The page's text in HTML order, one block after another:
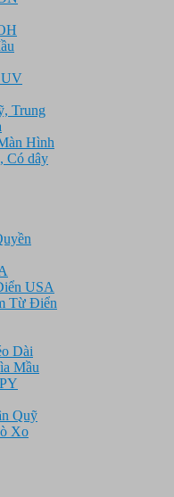
UV
Trung
Hình
Có dây
USA
Từ Điển
Dài
Mầu
Quỹ
Xo